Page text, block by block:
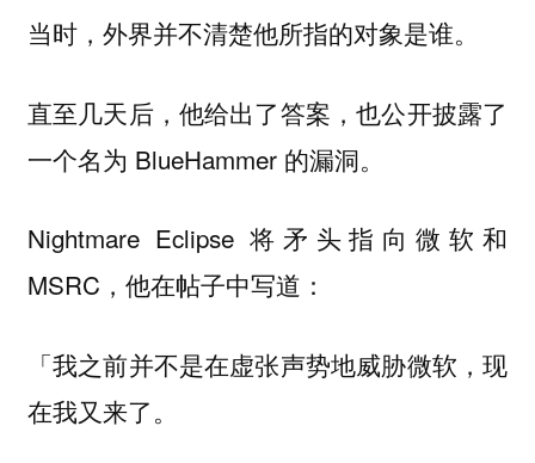
当时，外界并不清楚他所指的对象是谁。
直至几天后，他给出了答案，也公开披露了
一个名为 BlueHammer 的漏洞。
Nightmare Eclipse 将矛头指向微软和
MSRC，他在帖子中写道：
「我之前并不是在虚张声势地威胁微软，现
在我又来了。